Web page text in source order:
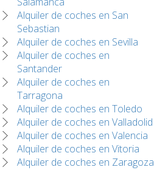
Alquiler de coches en San
Sebastian
Alquiler de coches en Sevilla
Alquiler de coches en
Santander
Alquiler de coches en
Tarragona
Alquiler de coches en Toledo
Alquiler de coches en Valladolid
Alquiler de coches en Valencia
Alquiler de coches en Vitoria
Alquiler de coches en Zaragoza